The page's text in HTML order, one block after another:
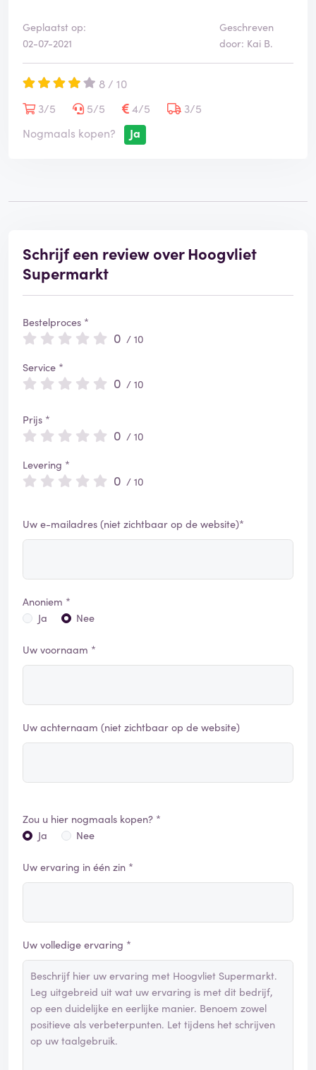
i
r
d
Geplaatst op:
02-07-2021
Geschreven
door: Kai B.
8 / 10
3/5
5/5 4/5
3/5
Nogmaals kopen?
Ja
Schrijf een review over Hoogvliet
Supermarkt
Bestelproces *
0 / 10
Service *
0 / 10
Prijs *
0 / 10
Levering *
0 / 10
Uw e-mailadres (niet zichtbaar op de website)*
Anoniem *
Ja
Nee
Uw voornaam *
Uw achternaam (niet zichtbaar op de website)
Zou u hier nogmaals kopen? *
Ja
Nee
Uw ervaring in één zin *
Uw volledige ervaring *